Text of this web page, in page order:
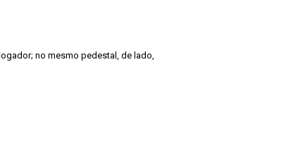
no mesmo pedestal, de lado,